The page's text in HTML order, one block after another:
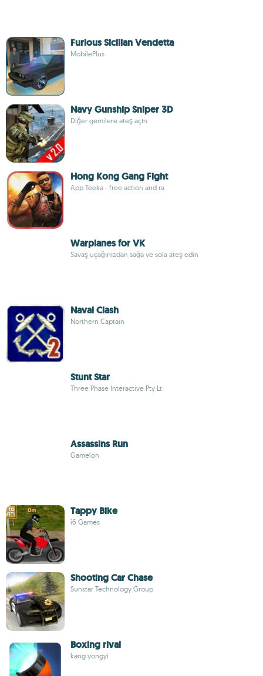
Furious Sicilian Vendetta
MobilePlus
Navy Gunship Sniper 3D
Diğer gemilere ateş açın
Hong Kong Gang Fight
App Teeka - free action and ra
Warplanes for VK
Savaş uçağınızdan sağa ve sola ateş edin
Naval Clash
Northern Captain
Stunt Star
Three Phase Interactive Pty Lt
Assassins Run
Gamelon
Tappy Bike
i6 Games
Shooting Car Chase
Sunstar Technology Group
Boxing rival
kang yongyi